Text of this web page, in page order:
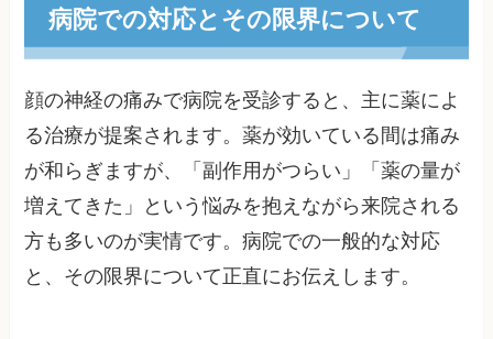
病院での対応とその限界について
顔の神経の痛みで病院を受診すると、主に薬によ
る治療が提案されます。薬が効いている間は痛み
が和らぎますが、「副作用がつらい」「薬の量が
増えてきた」という悩みを抱えながら来院される
方も多いのが実情です。病院での一般的な対応
と、その限界について正直にお伝えします。